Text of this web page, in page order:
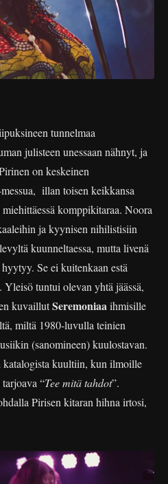
tunnelmaa
julisteen unessaan nähnyt, ja
on keskeinen
illan toisen keikkansa
komppikitaraa. Noora
ja kyynisen nihilistisiin
kuunneltaessa, mutta livenä
Se ei kuitenkaan estä
tuntui olevan yhtä jäässä,
kuvaillutSeremoniaaihmisille
miltä 1980-luvulla teinien
(sanomineen) kuulostavan.
katalogista kuultiin, kun ilmoille
“Tee mitä tahdot”.
Pirisen kitaran hihna irtosi,